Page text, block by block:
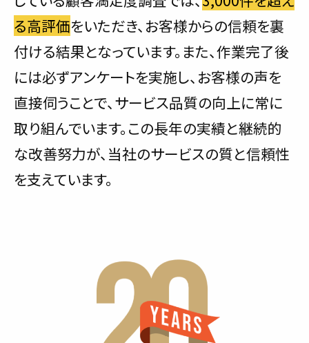
る高評価をいただき、お客様からの信頼を裏
付ける結果となっています。また、作業完了後
には必ずアンケートを実施し、お客様の声を
直接伺うことで、サービス品質の向上に常に
取り組んでいます。この長年の実績と継続的
な改善努力が、当社のサービスの質と信頼性
を支えています。